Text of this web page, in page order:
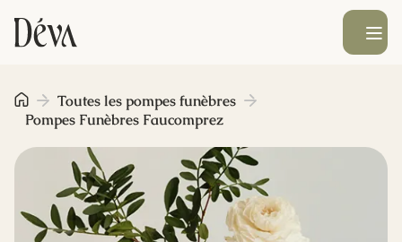
Obsèques
Prévoyance
Monument funéraire
Ouvrir le
Toutes les pompes funèbres
Pompes Funèbres Faucomprez